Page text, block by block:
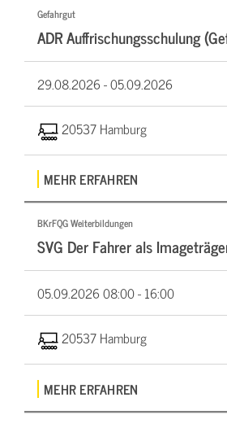
Gefahrgut
ADR Auffrischungsschulung
29.08.2026 -05.09.2026
20537 Hamburg
MEHR ERFAHREN
BKrFQG Weiterbildungen
SVG Der Fahrer als
05.09.202608:00 - 16:00
20537 Hamburg
MEHR ERFAHREN